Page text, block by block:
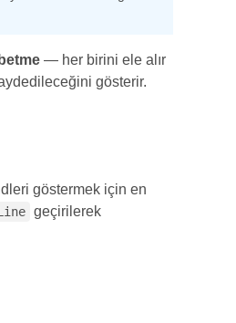
— her birini ele alır
gösterir.
göstermek için en
geçirilerek